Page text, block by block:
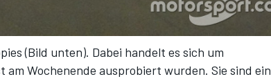
(Bild unten). Dabei handelt es sich um
Wochenende ausprobiert wurden. Sie sind ein